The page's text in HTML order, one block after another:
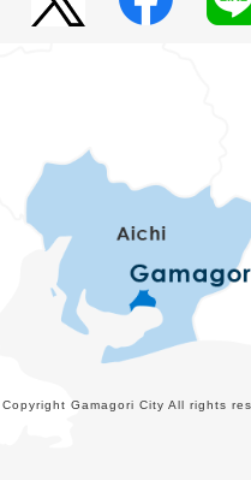
Copyright Gamagori City All rights